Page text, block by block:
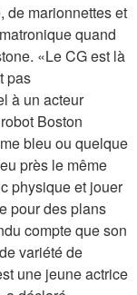
de marionnettes et
quand
«Le CG est là
pas
à un acteur
Boston
bleu ou quelque
près le même
physique et jouer
pour des plans
compte que son
variété de
une jeune actrice